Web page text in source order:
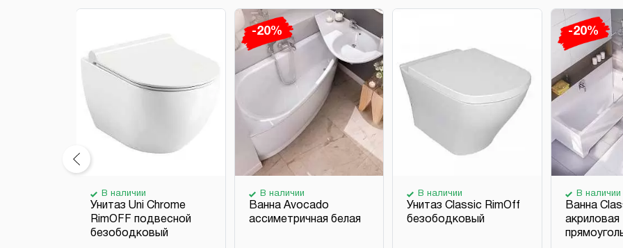
В наличии
Унитаз Uni Chrome
RimOFF подвесной
безободковый
-20%
В наличии
Ванна Avocado
ассиметричная белая
В наличии
Унитаз Classic RimOff
безободковый
-20%
В наличии
Ванна
акриловая